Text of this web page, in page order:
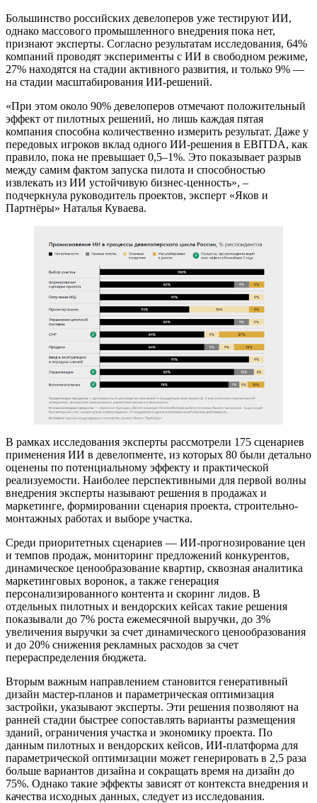
Большинство российских девелоперов уже тестируют ИИ,
однако массового промышленного внедрения пока нет,
признают эксперты. Согласно результатам исследования, 64%
компаний проводят эксперименты с ИИ в свободном режиме,
27% находятся на стадии активного развития, и только 9% —
на стадии масштабирования ИИ-решений.
«При этом около 90% девелоперов отмечают положительный
эффект от пилотных решений, но лишь каждая пятая
компания способна количественно измерить результат. Даже у
передовых игроков вклад одного ИИ-решения в EBITDA, как
правило, пока не превышает 0,5–1%. Это показывает разрыв
между самим фактом запуска пилота и способностью
извлекать из ИИ устойчивую бизнес-ценность», –
подчеркнула руководитель проектов, эксперт «Яков и
Партнёры» Наталья Куваева.
В рамках исследования эксперты рассмотрели 175 сценариев
применения ИИ в девелопменте, из которых 80 были детально
оценены по потенциальному эффекту и практической
реализуемости. Наиболее перспективными для первой волны
внедрения эксперты называют решения в продажах и
маркетинге, формировании сценария проекта, строительно-
монтажных работах и выборе участка.
Среди приоритетных сценариев — ИИ-прогнозирование цен
и темпов продаж, мониторинг предложений конкурентов,
динамическое ценообразование квартир, сквозная аналитика
маркетинговых воронок, а также генерация
персонализированного контента и скоринг лидов. В
отдельных пилотных и вендорских кейсах такие решения
показывали до 7% роста ежемесячной выручки, до 3%
увеличения выручки за счет динамического ценообразования
и до 20% снижения рекламных расходов за счет
перераспределения бюджета.
Вторым важным направлением становится генеративный
дизайн мастер-планов и параметрическая оптимизация
застройки, указывают эксперты. Эти решения позволяют на
ранней стадии быстрее сопоставлять варианты размещения
зданий, ограничения участка и экономику проекта. По
данным пилотных и вендорских кейсов, ИИ-платформа для
параметрической оптимизации может генерировать в 2,5 раза
больше вариантов дизайна и сокращать время на дизайн до
75%. Однако такие эффекты зависят от контекста внедрения и
качества исходных данных, следует из исследования.